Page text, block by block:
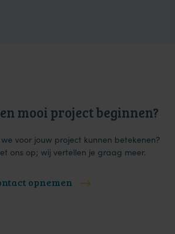
mooi project beginnen?
voor jouw project kunnen betekenen?
ons op; wij vertellen je graag meer.
opnemen